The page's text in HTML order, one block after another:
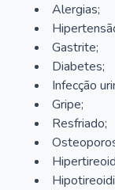
Alergias;
Gastrite;
Diabetes;
Infecção
Gripe;
Resfriado;